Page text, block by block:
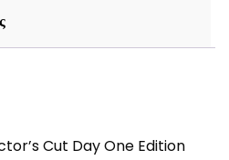
Cut Day One Edition